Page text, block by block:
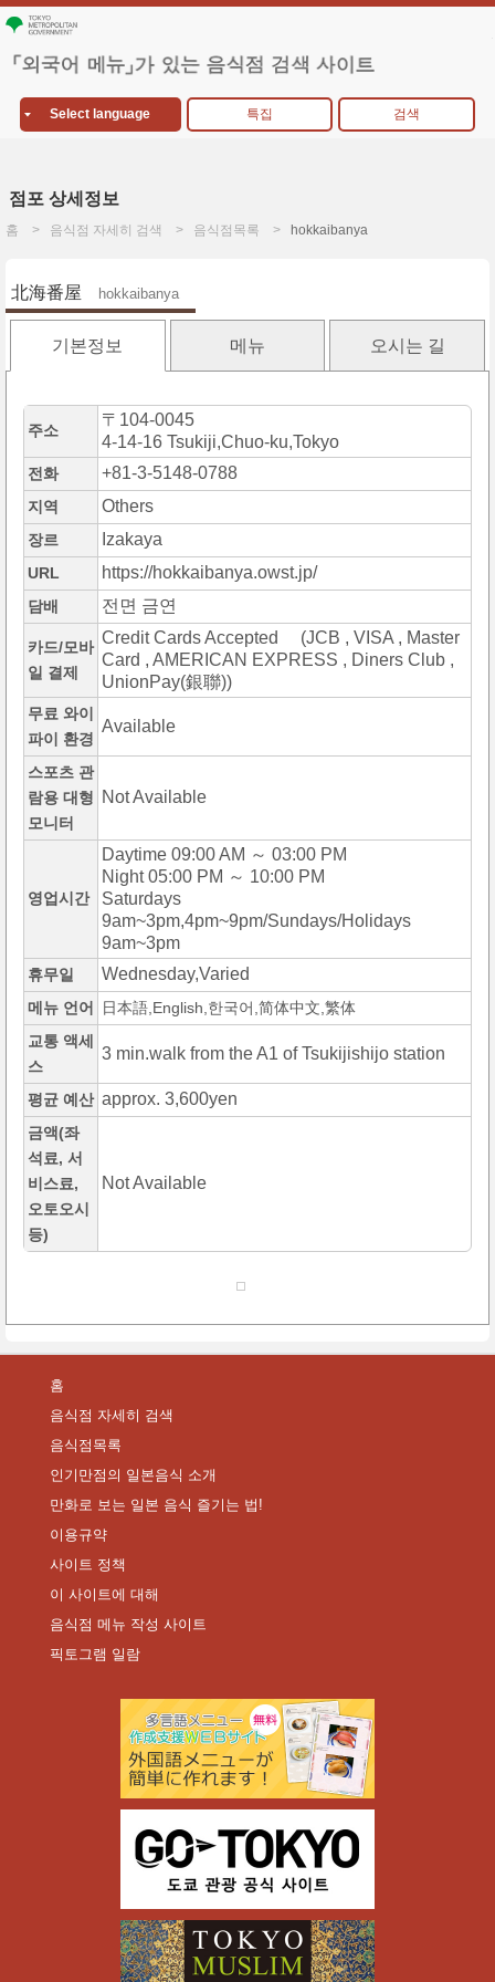
Select language 특집 검색
점포 상세정보
홈 음식점 자세히 검색 음식점목록 hokkaibanya
北海番屋 hokkaibanya
기본정보 메뉴 오시는 길
주소
〒104-0045
4-14-16 Tsukiji,Chuo-ku,Tokyo
전화 +81-3-5148-0788
지역 Others
장르 Izakaya
URL https://hokkaibanya.owst.jp/
담배 전면 금연
카드/모바
일 결제
Credit Cards Accepted (JCB , VISA , Master
Card , AMERICAN EXPRESS , Diners Club ,
UnionPay(銀聯))
무료 와이
파이 환경
Available
스포츠 관
람용 대형
모니터
Not Available
영업시간
Daytime 09:00 AM ～ 03:00 PM
Night 05:00 PM ～ 10:00 PM
Saturdays
9am~3pm,4pm~9pm/Sundays/Holidays
9am~3pm
휴무일 Wednesday,Varied
메뉴 언어
日本語,English,한국어,简体中文,繁体
교통 액세
스
3 min.walk from the A1 of Tsukijishijo station
평균 예산 approx. 3,600yen
금액(좌
석료, 서
비스료,
오토오시
등)
Not Available
홈
음식점 자세히 검색
음식점목록
인기만점의 일본음식 소개
만화로 보는 일본 음식 즐기는 법!
이용규약
사이트 정책
이 사이트에 대해
음식점 메뉴 작성 사이트
픽토그램 일람